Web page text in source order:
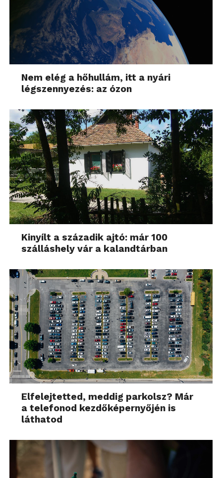
Nem elég a hőhullám, itt a nyári
légszennyezés: az ózon
Kinyílt a századik ajtó: már 100
szálláshely vár a kalandtárban
Elfelejtetted, meddig parkolsz? Már
a telefonod kezdőképernyőjén is
láthatod